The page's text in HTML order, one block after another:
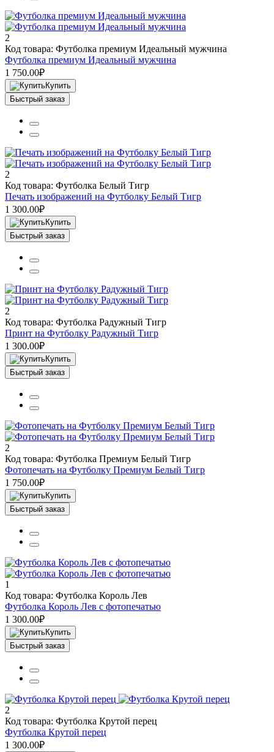
2
Код товара: Футболка премиум Идеальный мужчина
Футболка премиум Идеальный мужчина
1 750.00₽
Купить
Быстрый заказ
2
Код товара: Футболка Белый Тигр
Печать изображений на Футболку Белый Тигр
1 300.00₽
Купить
Быстрый заказ
2
Код товара: Футболка Радужный Тигр
Принт на Футболку Радужный Тигр
1 300.00₽
Купить
Быстрый заказ
2
Код товара: Футболка Премиум Белый Тигр
Фотопечать на Футболку Премиум Белый Тигр
1 750.00₽
Купить
Быстрый заказ
1
Код товара: Футболка Король Лев
Футболка Король Лев с фотопечатью
1 300.00₽
Купить
Быстрый заказ
2
Код товара: Футболка Крутой перец
Футболка Крутой перец
1 300.00₽